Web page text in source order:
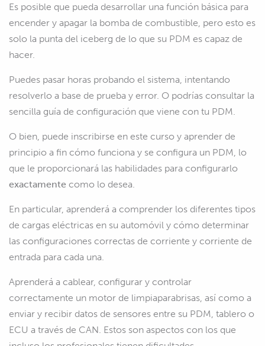
Es posible que pueda desarrollar una función básica para
encender y apagar la bomba de combustible, pero esto es
solo la punta del iceberg de lo que su PDM es capaz de
hacer.
Puedes pasar horas probando el sistema, intentando
resolverlo a base de prueba y error. O podrías consultar la
sencilla guía de configuración que viene con tu PDM.
O bien, puede inscribirse en este curso y aprender de
principio a fin cómo funciona y se configura un PDM, lo
que le proporcionará las habilidades para configurarlo
exactamente como lo desea.
En particular, aprenderá a comprender los diferentes tipos
de cargas eléctricas en su automóvil y cómo determinar
las configuraciones correctas de corriente y corriente de
entrada para cada una.
Aprenderá a cablear, configurar y controlar
correctamente un motor de limpiaparabrisas, así como a
enviar y recibir datos de sensores entre su PDM, tablero o
ECU a través de CAN. Estos son aspectos con los que